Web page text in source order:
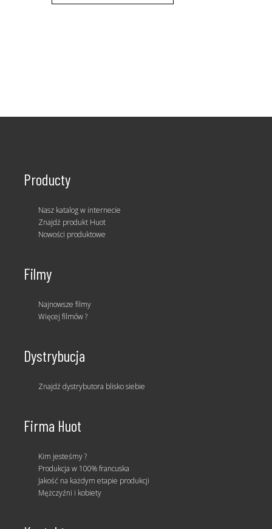
Producty
Nasz katalog w internecie
Znajdź produkt Huot
Nowości produktowe
Filmy
Najnowsze filmy
Więcej filmów ?
Dystrybucja
Znajdź dystrybutora blisko siebie
Firma Huot
Kim jesteśmy ?
Produkcja w 100% francuska
Jakość na każdym etapie produkcji
Mężczyźni i kobiety